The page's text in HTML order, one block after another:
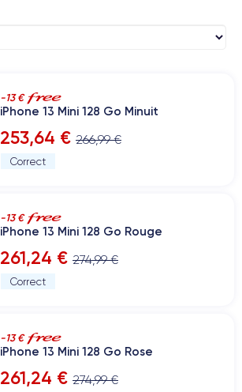
-13 €
iPhone 13 Mini 128 Go Minuit
253,64 € 266,99 €
Correct
-13 €
iPhone 13 Mini 128 Go Rouge
261,24 € 274,99 €
Correct
-13 €
iPhone 13 Mini 128 Go Rose
261,24 € 274,99 €